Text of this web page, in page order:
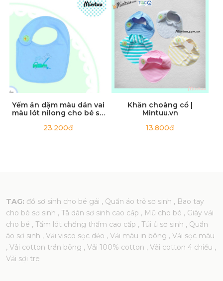
Yếm ăn dặm màu dán vai
màu lót nilong cho bé sơ
23.200đ
Khăn choàng cổ |
Mintuu.vn
13.800đ
TAG: đồ sơ sinh cho bé gái , Quần áo trẻ sơ sinh , Bao tay
cho bé sơ sinh , Tã dán sơ sinh cao cấp , Mũ cho bé , Giày vải
cho bé , Tấm lót chống thấm cao cấp , Túi ủ sơ sinh , Quần
áo sơ sinh , Vải visco sọc dẻo , Vải màu in bông , Vải sọc màu
, Vải cotton trần bông , Vải 100% cotton , Vải cotton 4 chiều ,
Vải sợi tre